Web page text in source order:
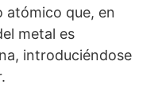
atómico que, en
metal es
introduciéndose